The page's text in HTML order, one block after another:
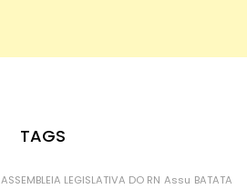
TAGS
ASSEMBLEIA LEGISLATIVA DO RN Assu BATATA